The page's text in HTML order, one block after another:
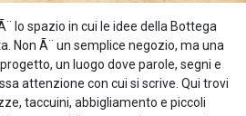
lo spazio in cui le idee della Bottega
Non Ã¨ un semplice negozio, ma una
un luogo dove parole, segni e
attenzione con cui si scrive. Qui trovi
taccuini, abbigliamento e piccoli